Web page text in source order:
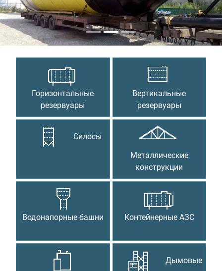
Горизонтальные
резервуары
Вертикальные
резервуары
Силосы
Металлические
конструкции
Водонапорные башни Контейнерные АЗС
Дымовые